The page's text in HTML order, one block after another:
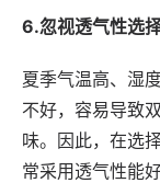
6.忽视透气性选
夏季气温高、湿
不好，容易导致
味。因此，在选
常采用透气性能